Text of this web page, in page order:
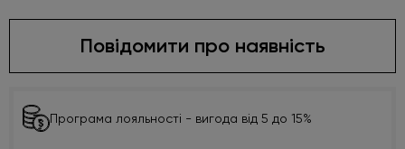
Повідомити про наявність
Програма лояльності - вигода від 5 до 15%